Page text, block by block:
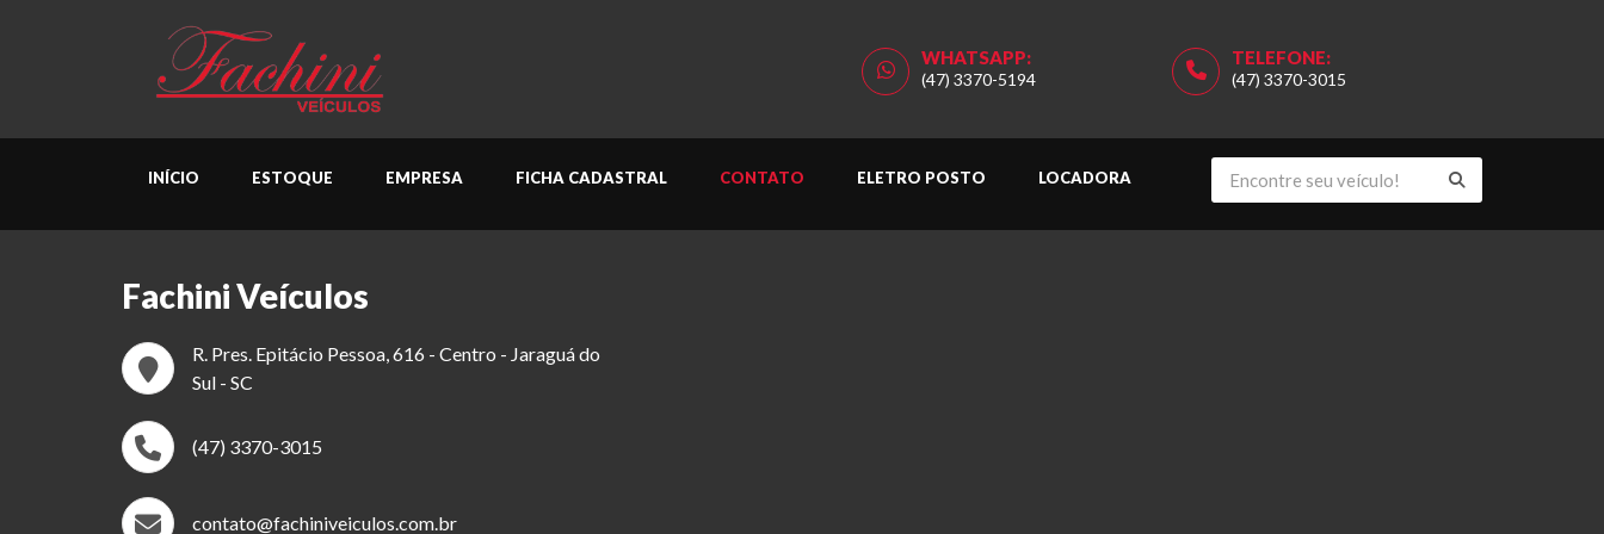
TELEFONE:
(47) 3370-3015
WHATSAPP:
(47) 3370-5194
INÍCIO ESTOQUE EMPRESA FICHA CADASTRAL CONTATO ELETRO POSTO LOCADORA
Fachini Veículos
R. Pres. Epitácio Pessoa, 616 - Centro - Jaraguá do
Sul - SC
(47) 3370-3015
contato@fachiniveiculos.com.br